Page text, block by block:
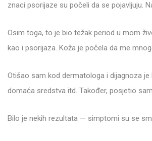
znaci psorijaze su počeli da se pojavljuju.
Osim toga, to je bio težak period u mom
kao i psorijaza. Koža je počela da me
Otišao sam kod dermatologa i dijagnoza
domaća sredstva itd. Također, posjetio
Bilo je nekih rezultata — simptomi su se